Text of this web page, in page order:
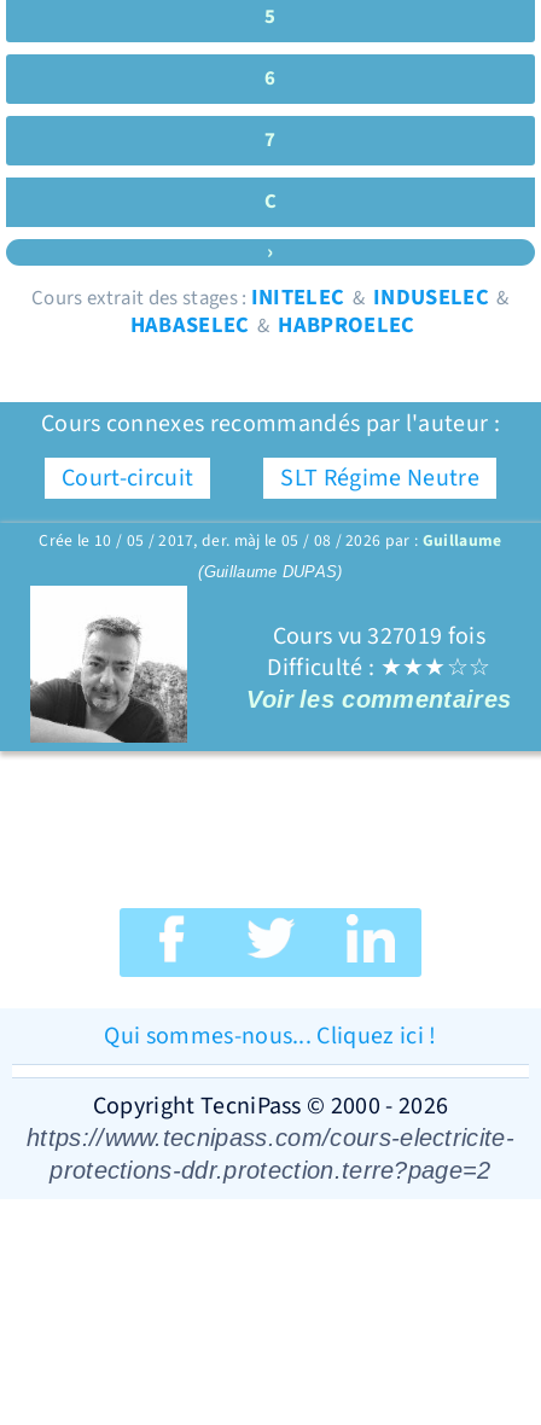
5
6
7
C
›
Cours extrait des stages : INITELEC & INDUSELEC &
HABASELEC & HABPROELEC
Cours connexes recommandés par l'auteur :
Court-circuit
SLT Régime Neutre
Crée le 10 / 05 / 2017, der. màj le 05 / 08 / 2026 par : Guillaume
(Guillaume DUPAS)
Cours vu 327019 fois
Difficulté : ★★★☆☆
Voirles commentaires
Qui sommes-nous... Cliquez ici !
Copyright TecniPass © 2000 - 2026
https://www.tecnipass.com/cours-electricite-
protections-ddr.protection.terre?page=2